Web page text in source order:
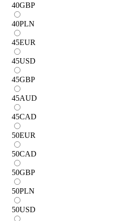
40GBP
40PLN
45EUR
45USD
45GBP
45AUD
45CAD
50EUR
50CAD
50GBP
50PLN
50USD